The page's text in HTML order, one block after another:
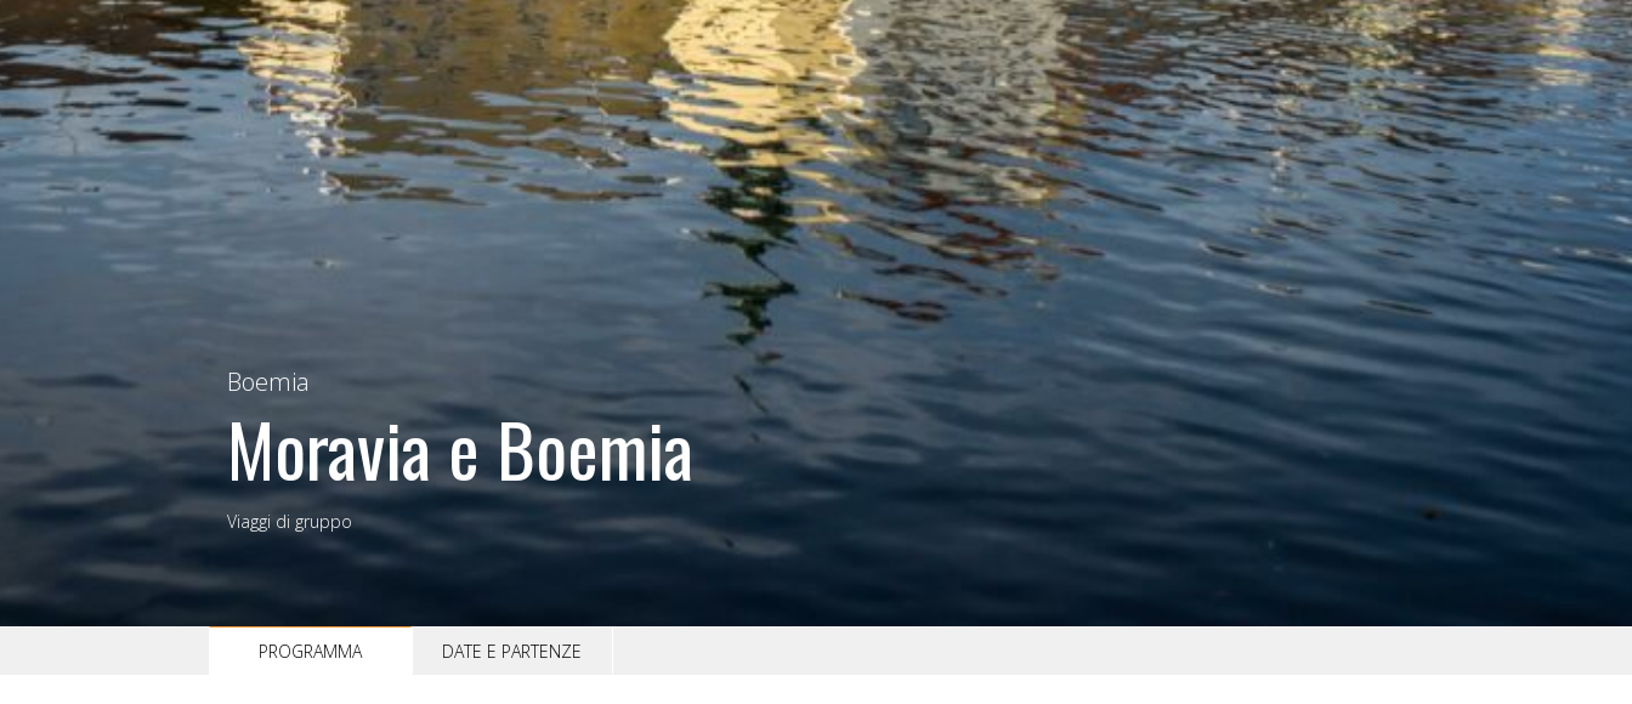
Boemia
Moravia e Boemia
Viaggi di gruppo
PROGRAMMA DATE E PARTENZE